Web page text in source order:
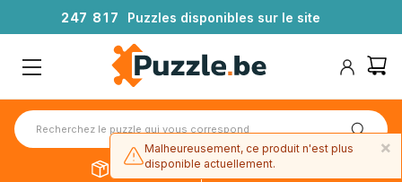
247 81 7 Puzzles disponibles sur le site
×
Malheureusement, ce produit n'est plus
disponible actuellement.